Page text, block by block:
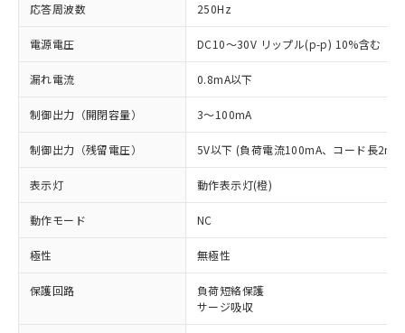
応答周波数 250Hz
電源電圧 DC10～30V リップル(p-p) 10%含む
漏れ電流 0.8mA以下
制御出力（開閉容量） 3～100mA
制御出力（残留電圧） 5V以下 (負荷電流100mA、コード長2m
表示灯 動作表示灯(橙)
動作モード NC
極性 無極性
保護回路
負荷短絡保護
サージ吸収
対応済み：EU RoHS指令（10物質）の
非含有に対応した製品が提供可能な商品で